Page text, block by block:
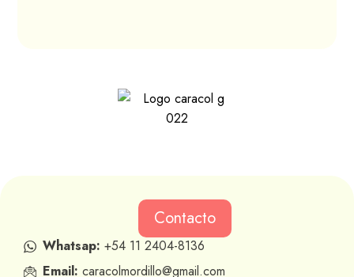
Contacto
Whatsap: +54 11 2404-8136
Email: caracolmordillo@gmail.com